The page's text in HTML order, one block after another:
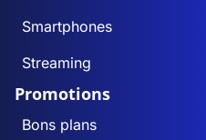
Smartphones
Streaming
Promotions
Bons plans